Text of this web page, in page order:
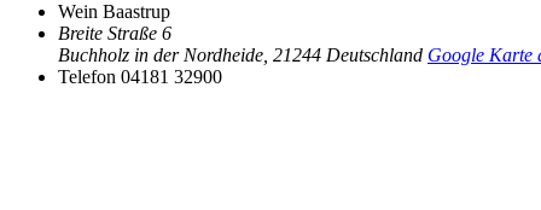
Wein Baastrup
Breite Straße 6
Buchholz in der Nordheide 21244 Deutschland Google Karte
Telefon 04181 32900